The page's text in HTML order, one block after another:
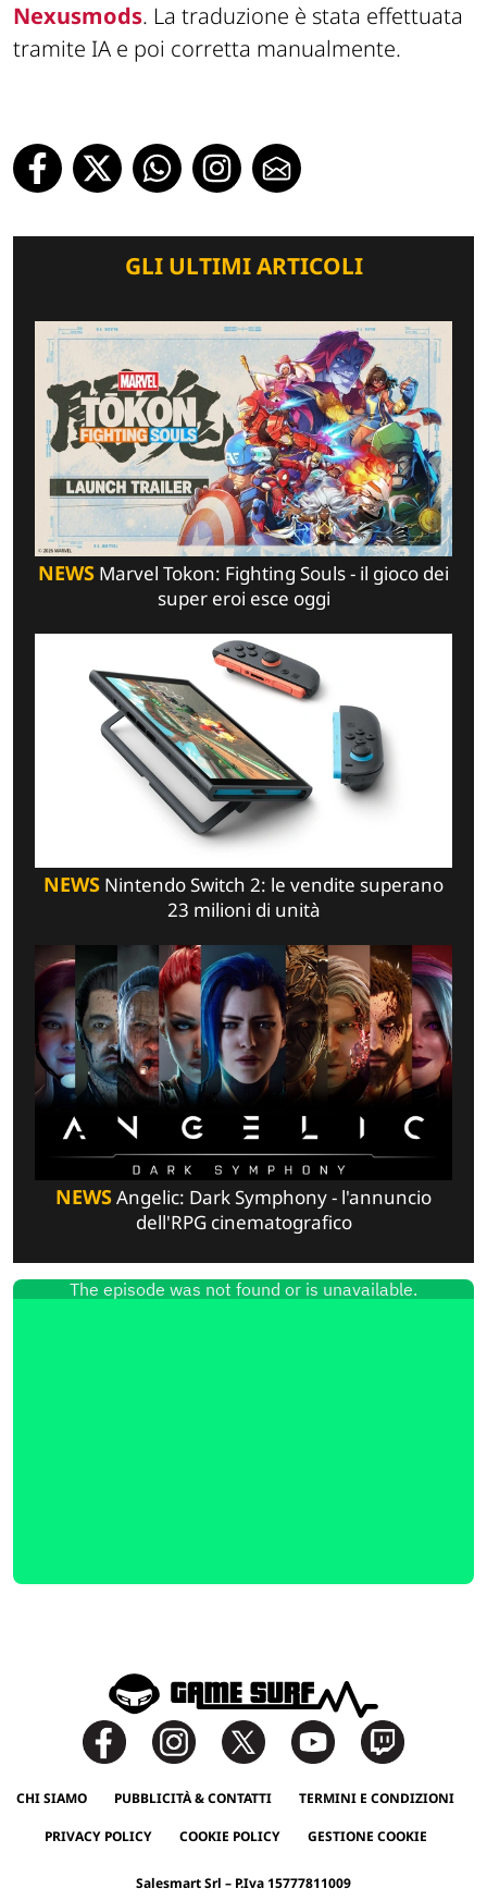
Nexusmods. La traduzione è stata effettuata
tramite IA e poi corretta manualmente.
GLI ULTIMI ARTICOLI
NEWS Marvel Tokon: Fighting Souls - il gioco dei
super eroi esce oggi
NEWS Nintendo Switch 2: le vendite superano
23 milioni di unità
NEWSAngelic: Dark Symphony - l'annuncio
dell'RPG cinematografico
CHI SIAMO PUBBLICITÀ & CONTATTI TERMINI E CONDIZIONI
PRIVACY POLICY COOKIE POLICY GESTIONE COOKIE
Salesmart Srl – P.Iva 15777811009